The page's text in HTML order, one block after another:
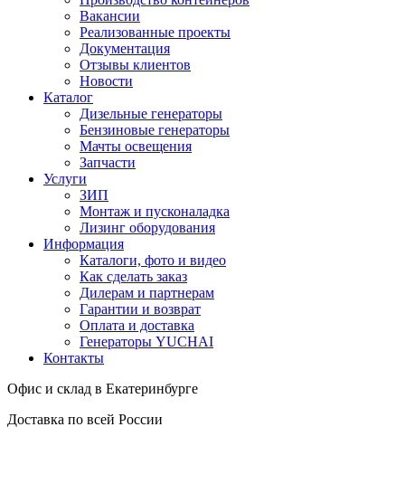
Вакансии
Реализованные проекты
Документация
Отзывы клиентов
Новости
Каталог
Дизельные генераторы
Бензиновые генераторы
Мачты освещения
Запчасти
Услуги
ЗИП
Монтаж и пусконаладка
Лизинг оборудования
Информация
Каталоги, фото и видео
Как сделать заказ
Дилерам и партнерам
Гарантии и возврат
Оплата и доставка
Генераторы YUCHAI
Контакты
Офис и склад в Екатеринбурге
Доставка по всей России